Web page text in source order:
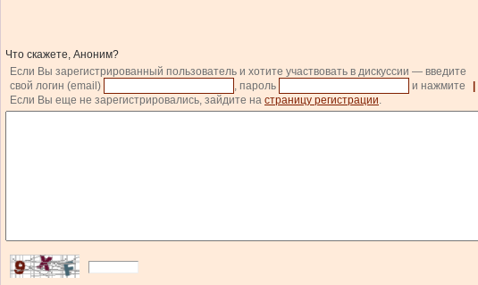
Что скажете, Аноним?
Если Вы зарегистрированный пользователь и хотите участвовать в дискуссии — введите
свой логин (email)
, пароль и нажмите
Если Вы еще не зарегистрировались, зайдите на страницу регистрации.